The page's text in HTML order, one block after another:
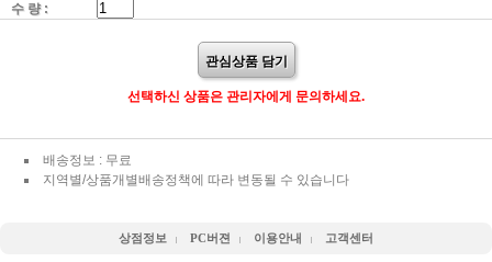
수 량 :
관심상품 담기
선택하신 상품은 관리자에게 문의하세요.
배송정보 : 무료
지역별/상품개별배송정책에 따라 변동될 수 있습니다
상점정보 PC버젼 이용안내 고객센터